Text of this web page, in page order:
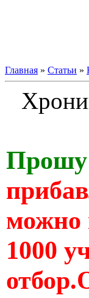
Главная » Статьи »
Прошу
можно
1000